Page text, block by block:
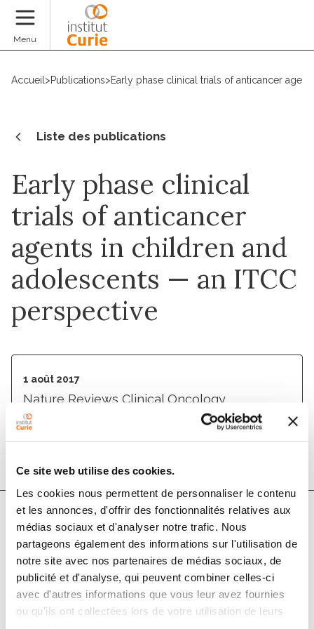
Ce site web utilise des cookies.
Les cookies nous permettent de personnaliser le contenu
et les annonces, d'offrir des fonctionnalités relatives aux
médias sociaux et d'analyser notre trafic. Nous
partageons également des informations sur l'utilisation de
notre site avec nos partenaires de médias sociaux, de
publicité et d'analyse, qui peuvent combiner celles-ci
avec d'autres informations que vous leur avez fournies
ou qu'ils ont collectées lors de votre utilisation de leurs
Menu
Accueil >Publications>Early phase clinical trials of anticancer
Liste des publications
Early phase clinical
trials of anticancer
agents in children and
adolescents — an ITCC
perspective
1 août 2017
Nature Reviews Clinical Oncology
DOI :
Auteurs
Lucas Moreno, , Andrew D. J. Pearson, Xavier Paoletti,
Irene Jimenez, Birgit Geoerger, Pamela R. Kearns, C.
Michel Zwaan, Francois Doz, Andre Baruchel, Josef